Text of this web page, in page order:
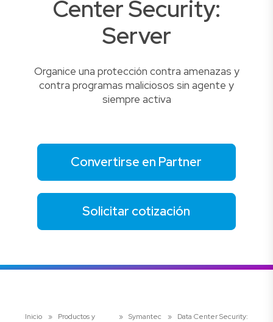
Center Security:
Server
Organice una protección contra amenazas y
contra programas maliciosos sin agente y
siempre activa
Convertirse en Partner
Solicitar cotización
Inicio »
Productos y
» Symantec »
Data Center Security: